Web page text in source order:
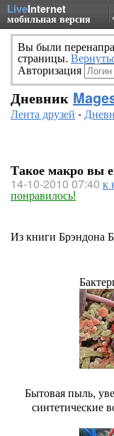
LiveInternet
мобильная версия
Вы были
страницы.
Авторизация
Дневник
Лента друзей -
Такое макро вы
14-10-2010 07:40 к
понравилось!
Из книги Брэндона
Бытовая пыль,
синтетические